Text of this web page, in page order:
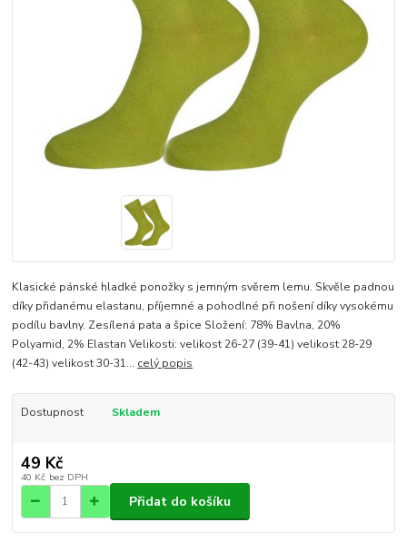
Klasické pánské hladké ponožky s jemným svěrem lemu. Skvěle padnou
díky přidanému elastanu, příjemné a pohodlné při nošení díky vysokému
podílu bavlny. Zesílená pata a špice Složení: 78% Bavlna, 20%
Polyamid, 2% Elastan Velikosti: velikost 26-27 (39-41) velikost 28-29
(42-43) velikost 30-31... celý popis
Dostupnost Skladem
49 Kč
40 Kč bez DPH
Přidat do košíku